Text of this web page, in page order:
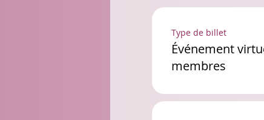
Type de billet
Événement
membres